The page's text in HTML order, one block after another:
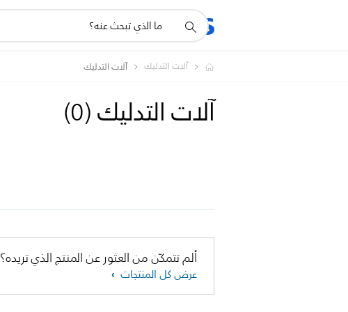
المنتجات
أيقونة
دعم
آلات التدليك آلات التدليك
آلات التدليك(
0
)
ألم تتمكّن من العثور عن المنتج الذي تريده؟
عرض كل المنتجات